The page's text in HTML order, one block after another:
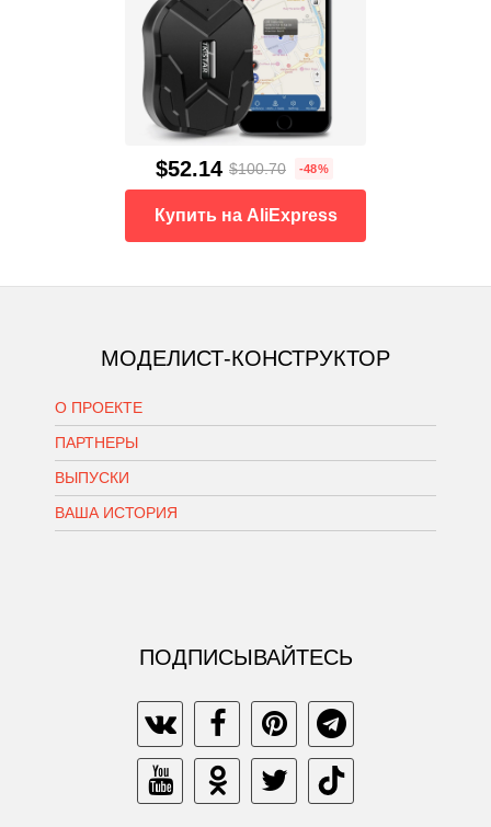
$52.14 $100.70 -48%
Купить на AliExpress
МОДЕЛИСТ-КОНСТРУКТОР
О ПРОЕКТЕ
ПАРТНЕРЫ
ВЫПУСКИ
ВАША ИСТОРИЯ
ПОДПИСЫВАЙТЕСЬ